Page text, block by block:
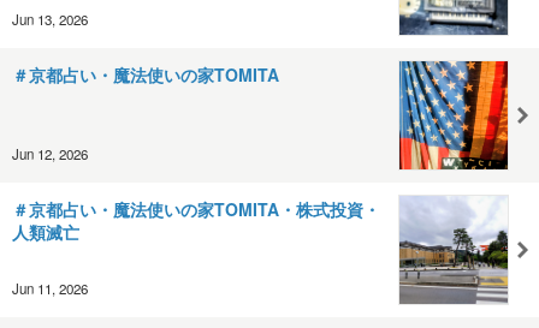
Jun 13, 2026
＃京都占い・魔法使いの家TOMITA
Jun 12, 2026
＃京都占い・魔法使いの家TOMITA・株式投資・
人類滅亡
Jun 11, 2026